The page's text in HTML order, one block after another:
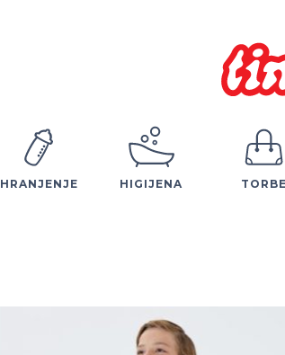
HRANJENJE HIGIJENA TORBE